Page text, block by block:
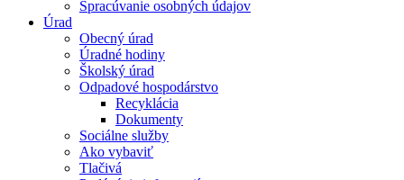
Spracúvanie osobných údajov
Úrad
Obecný úrad
Úradné hodiny
Školský úrad
Odpadové hospodárstvo
Recyklácia
Dokumenty
Sociálne služby
Ako vybaviť
Tlačivá